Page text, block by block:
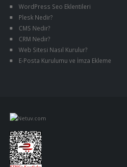
WordPress Seo Eklentileri
Plesk Nedir?
CMS Nedir?
CRM Nedir?
Web Sitesi Nasıl Kurulur?
E-Posta Kurulumu ve İmza Ekleme